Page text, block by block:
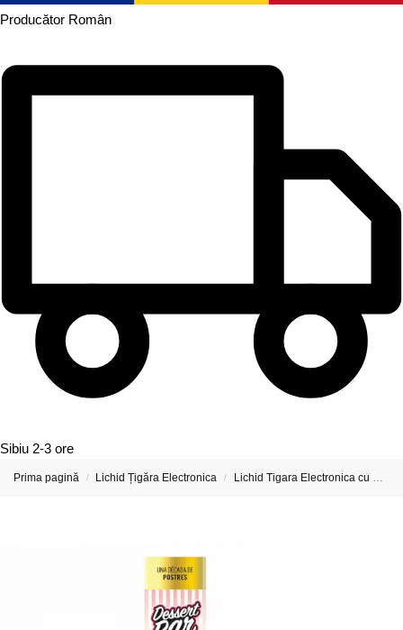
Producător Român
Sibiu 2-3 ore
Prima pagină / Lichid Țigăra Electronica / Lichid Tigara Electronica cu Nicotina